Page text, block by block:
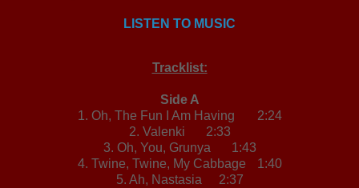
LISTEN TO MUSIC
Tracklist:
Side A
1. Oh, The Fun I Am Having
2:24
2. Valenki
2:33
3. Oh, You, Grunya
1:43
4. Twine, Twine, My Cabbage
1:40
5. Ah, Nastasia
2:37